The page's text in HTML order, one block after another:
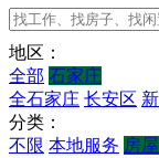
地区：
全部 石家庄
全石家庄 长安区
分类：
不限 本地服务 房